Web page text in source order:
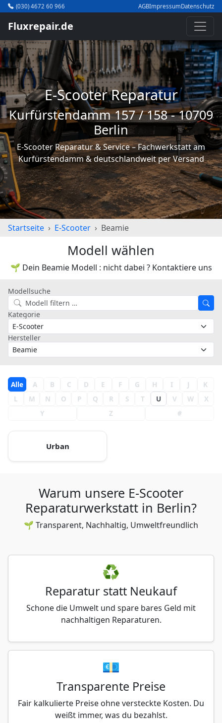
(030) 4672 60 966 AGBImpressumDatenschutz
Fluxrepair.de
E-Scooter Reparatur
Kurfürstendamm 157 / 158 - 10709
Berlin
E-Scooter Reparatur & Service – Fachwerkstatt am
Kurfürstendamm & deutschlandweit per Versand
Startseite E-Scooter Beamie
Modell wählen
🌱 Dein Beamie Modell : nicht dabei ? Kontaktiere uns
Modellsuche
Kategorie
Hersteller
Alle A B C D E F G H I J
K
L
M N O P Q R S T U V W
X
Y
Z #
Urban
Warum unsere E-Scooter
Reparaturwerkstatt in Berlin?
🌱 Transparent, Nachhaltig, Umweltfreundlich
♻️
Reparatur statt Neukauf
Schone die Umwelt und spare bares Geld mit
nachhaltigen Reparaturen.
💶
Transparente Preise
Fair kalkulierte Preise ohne versteckte Kosten. Du
weißt immer, was du bezahlst.